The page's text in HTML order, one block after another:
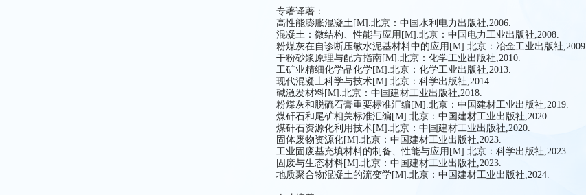
专著译著：
高性能膨胀混凝土[M].北京：中国水利电力出版社,2006.
混凝土：微结构、性能与应用[M].北京：中国电力工业出版社,2008.
粉煤灰在自诊断压敏水泥基材料中的应用[M].北京：冶金工业出版社,2009.
干粉砂浆原理与配方指南[M].北京：化学工业出版社,2010.
工矿业精细化学品化学[M].北京：化学工业出版社,2013.
现代混凝土科学与技术[M].北京：科学出版社,2014.
碱激发材料[M].北京：中国建材工业出版社,2018.
粉煤灰和脱硫石膏重要标准汇编[M].北京：中国建材工业出版社,2019.
煤矸石和尾矿相关标准汇编[M].北京：中国建材工业出版社,2020.
煤矸石资源化利用技术[M].北京：中国建材工业出版社,2020.
固体废物资源化[M].北京：中国建材工业出版社,2023.
工业固废基充填材料的制备、性能与应用[M].北京：科学出版社,2023.
固废与生态材料[M].北京：中国建材工业出版社,2023.
地质聚合物混凝土的流变学[M].北京：中国建材工业出版社,2024.